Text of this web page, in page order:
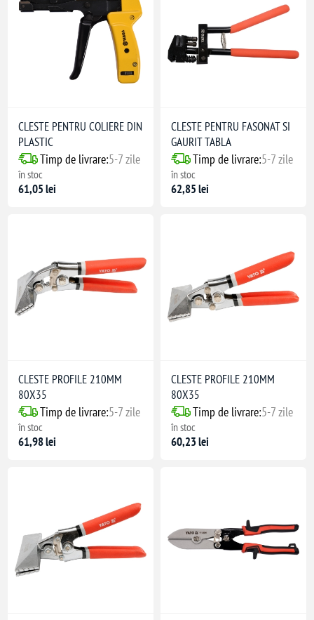
CLESTE PENTRU COLIERE DIN
PLASTIC
Timp de livrare:5-7 zile
în stoc
61,05 lei
CLESTE PENTRU FASONAT SI
GAURIT TABLA
Timp de livrare:5-7 zile
în stoc
62,85 lei
CLESTE PROFILE 210MM
80X35
Timp de livrare:5-7 zile
în stoc
61,98 lei
CLESTE PROFILE 210MM
80X35
Timp de livrare:5-7 zile
în stoc
60,23 lei